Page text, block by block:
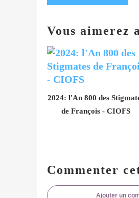
Vous aimerez
2024: l'An 800 des
de François - CIOFS
Commenter
Ajouter un